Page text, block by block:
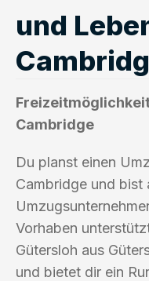
und
Cambridge
Du planst einen
Cambridge und bist
Vorhaben
Gütersloh aus
und bietet dir ein